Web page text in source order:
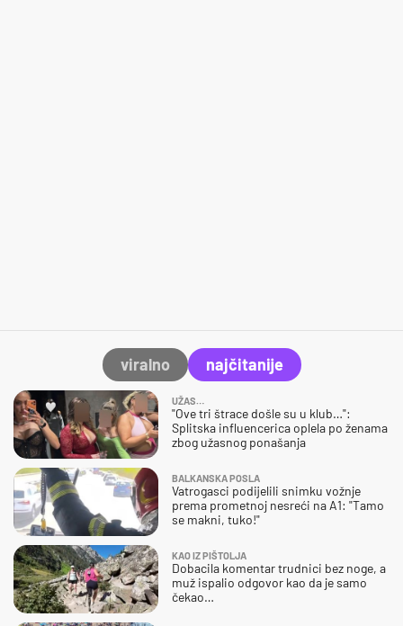
viralno najčitanije
UŽAS…
"Ove tri štrace došle su u klub…":
Splitska influencerica oplela po ženama
zbog užasnog ponašanja
BALKANSKA POSLA
Vatrogasci podijelili snimku vožnje
prema prometnoj nesreći na A1: "Tamo
se makni, tuko!"
KAO IZ PIŠTOLJA
Dobacila komentar trudnici bez noge, a
muž ispalio odgovor kao da je samo
čekao…